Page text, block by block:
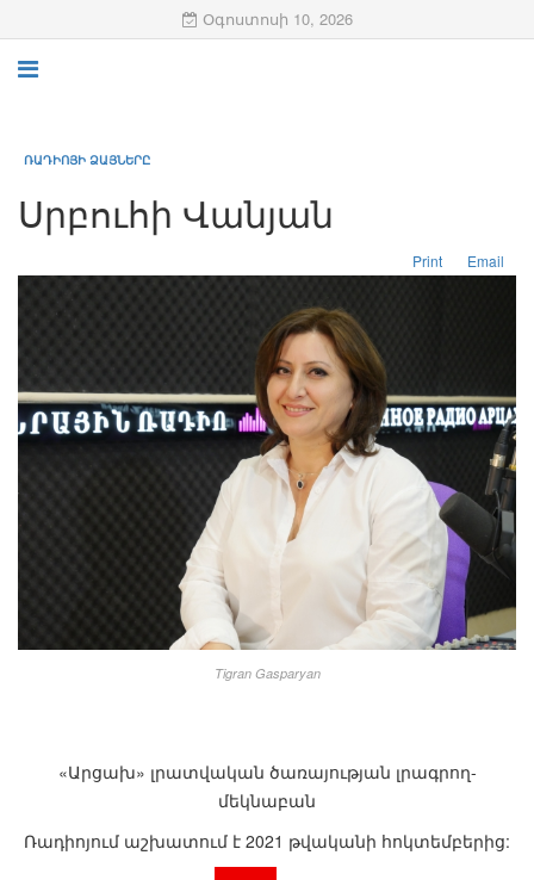
Օգոստոսի 10, 2026
ՌԱԴԻՈՅԻ ՁԱՅՆԵՐԸ
Սրբուհի Վանյան
Print Email
Tigran Gasparyan
«Արցախ» լրատվական ծառայության լրագրող-
մեկնաբան
Ռադիոյում աշխատում է 2021 թվականի հոկտեմբերից: